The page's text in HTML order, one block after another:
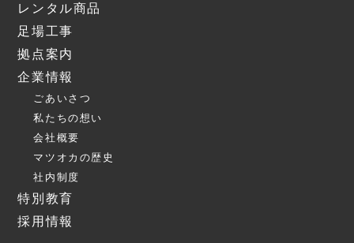
レンタル商品
足場工事
拠点案内
企業情報
ごあいさつ
私たちの想い
会社概要
マツオカの歴史
社内制度
特別教育
採用情報